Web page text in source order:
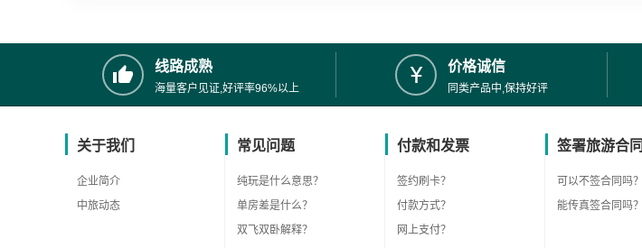
线路成熟
海量客户见证,好评率96%以上
价格诚信
同类产品中,保持好评
关于我们
企业简介
中旅动态
常见问题
纯玩是什么意思？
单房差是什么？
双飞双卧解释？
付款和发票
签约刷卡？
付款方式？
网上支付？
签署旅游合同
可以不签合同吗？
能传真签合同吗？